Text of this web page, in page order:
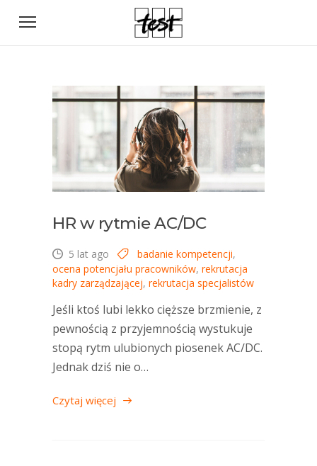
HR w rytmie AC/DC
5 lat ago badanie kompetencji,
ocena potencjału pracowników, rekrutacja
kadry zarządzającej, rekrutacja specjalistów
Jeśli ktoś lubi lekko cięższe brzmienie, z
pewnością z przyjemnością wystukuje
stopą rytm ulubionych piosenek AC/DC.
Jednak dziś nie o…
Czytaj więcej